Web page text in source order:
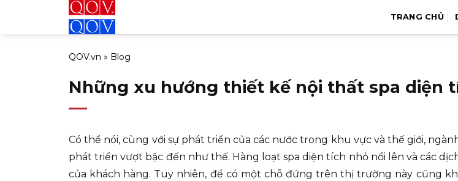
TRANG CHỦ
QOV.vn » Blog
Những xu hướng thiết kế nội thất spa diện
Có thể nói, cùng với sự phát triển của các nước trong khu vực và thế giới,
phát triển vượt bậc đến như thế. Hàng loạt spa diện tích nhỏ nổi lên và các
của khách hàng. Tuy nhiên, để có một chỗ đứng trên thị trường này cũng